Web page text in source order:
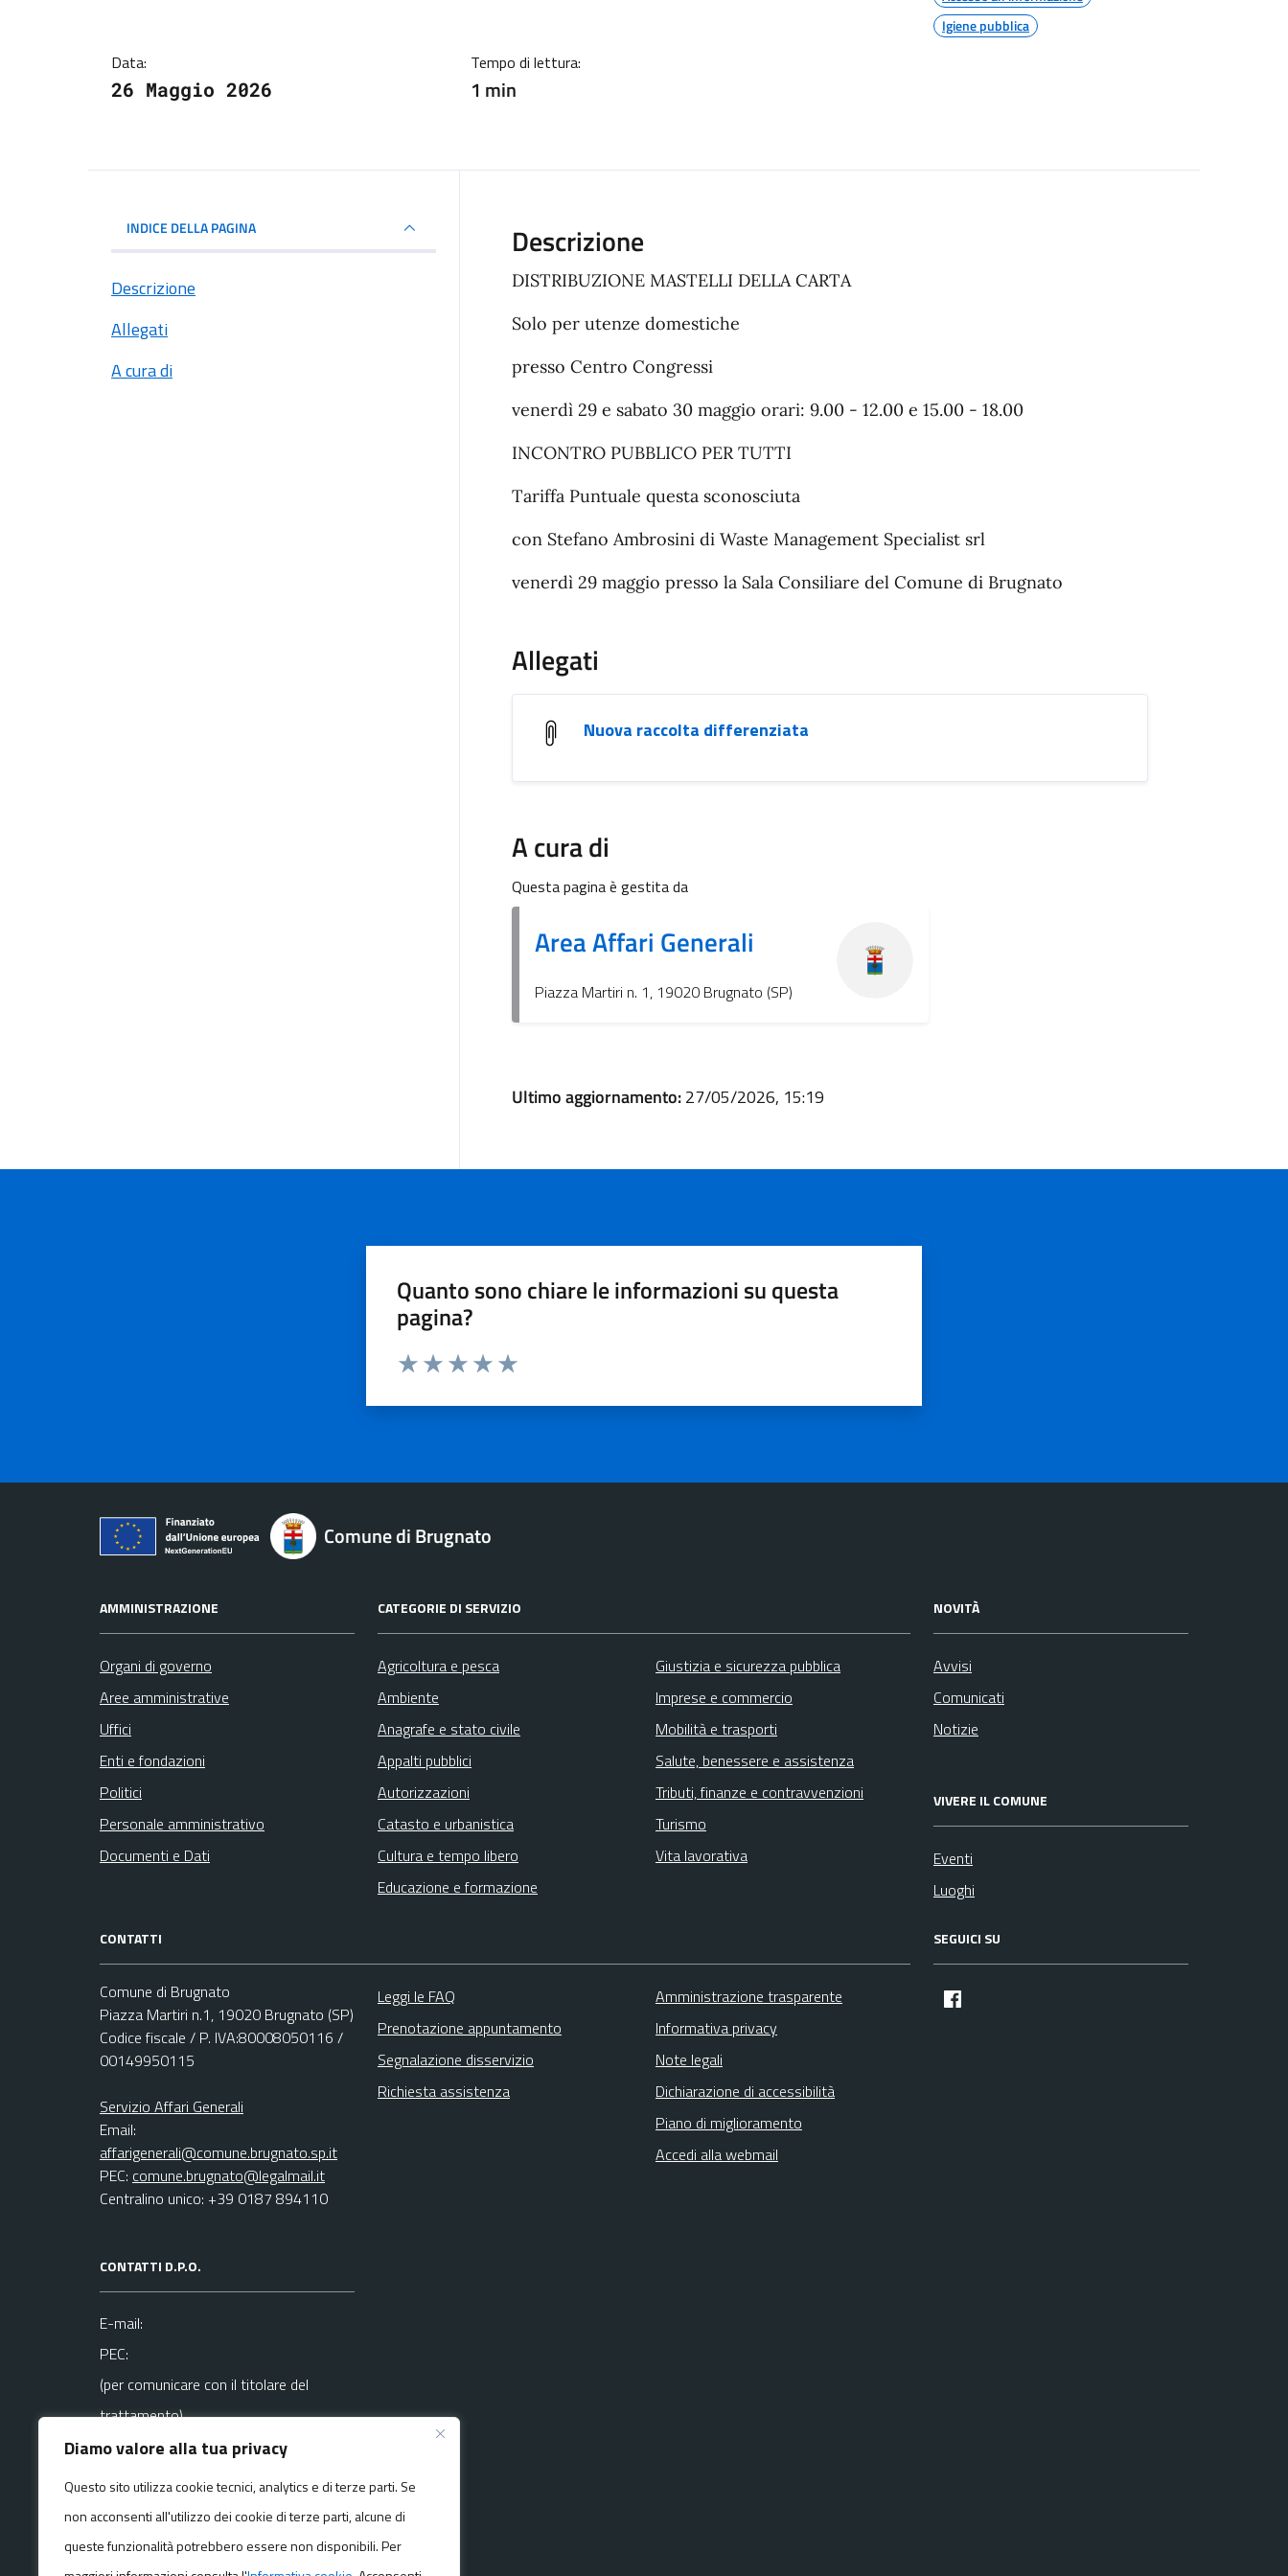
Diamo valore alla tua privacy
Questo sito utilizza cookie tecnici, analytics e di terze parti. Se
non acconsenti all'utilizzo dei cookie di terze parti, alcune di
queste funzionalità potrebbero essere non disponibili. Per
Data:
26 Maggio 2026
Tempo di lettura:
1 min
Igiene pubblica
INDICE DELLA PAGINA
Descrizione
Allegati
A cura di
Descrizione
DISTRIBUZIONE MASTELLI DELLA CARTA
Solo per utenze domestiche
presso Centro Congressi
venerdì 29 e sabato 30 maggio orari: 9.00 - 12.00 e 15.00 - 18.00
INCONTRO PUBBLICO PER TUTTI
Tariffa Puntuale questa sconosciuta
con Stefano Ambrosini di Waste Management Specialist srl
venerdì 29 maggio presso la Sala Consiliare del Comune di Brugnato
Allegati
Nuova raccolta differenziata
A cura di
Questa pagina è gestita da
Area Affari Generali
Piazza Martiri n. 1, 19020 Brugnato (SP)
Ultimo aggiornamento:27/05/2026, 15:19
Quanto sono chiare le informazioni su questa
pagina?
Comune di Brugnato
AMMINISTRAZIONE
Organi di governo
Aree amministrative
Uffici
Enti e fondazioni
Politici
Personale amministrativo
Documenti e Dati
CATEGORIE DI SERVIZIO
Agricoltura e pesca
Ambiente
Anagrafe e stato civile
Appalti pubblici
Autorizzazioni
Catasto e urbanistica
Cultura e tempo libero
Educazione e formazione
Giustizia e sicurezza pubblica
Imprese e commercio
Mobilità e trasporti
Salute, benessere e assistenza
Tributi, finanze e contravvenzioni
Turismo
Vita lavorativa
NOVITÀ
Avvisi
Comunicati
Notizie
VIVERE IL COMUNE
Eventi
Luoghi
CONTATTI
Comune di Brugnato
Piazza Martiri n.1, 19020 Brugnato (SP)
Codice fiscale / P. IVA:80008050116 /
00149950115
Servizio Affari Generali
Email:
affarigenerali@comune.brugnato.sp.it
PEC: comune.brugnato@legalmail.it
Centralino unico: +39 0187 894110
CONTATTI D.P.O.
E-mail:
PEC:
(per comunicare con il titolare del
trattamento)
La mail del DPO va usata SOLO per
questioni
riguardanti la privacy
Leggi le FAQ
Prenotazione appuntamento
Segnalazione disservizio
Richiesta assistenza
Amministrazione trasparente
Informativa privacy
Note legali
Dichiarazione di accessibilità
Piano di miglioramento
Accedi alla webmail
SEGUICI SU